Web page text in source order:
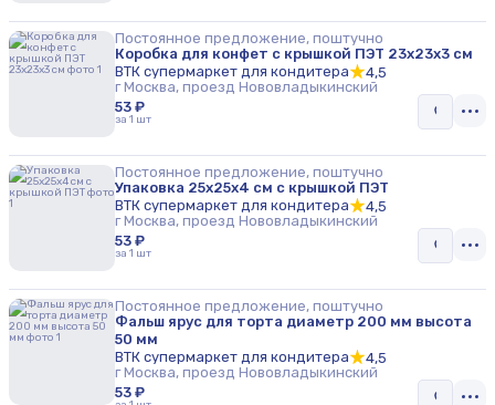
Постоянное предложение, поштучно
Коробка для конфет с крышкой ПЭТ 23х23х3 см
ВТК супермаркет для кондитера
4,5
г Москва, проезд Нововладыкинский
53 ₽
за 1 шт
Постоянное предложение, поштучно
Упаковка 25х25х4 см с крышкой ПЭТ
ВТК супермаркет для кондитера
4,5
г Москва, проезд Нововладыкинский
53 ₽
за 1 шт
Постоянное предложение, поштучно
Фальш ярус для торта диаметр 200 мм высота
50 мм
ВТК супермаркет для кондитера
4,5
г Москва, проезд Нововладыкинский
53 ₽